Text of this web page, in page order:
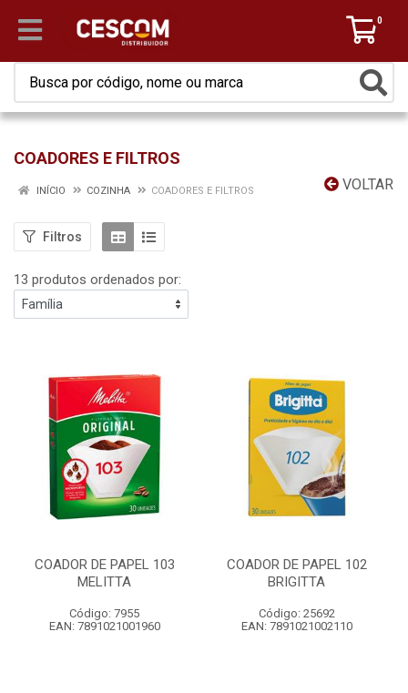
0
COADORES E FILTROS
VOLTAR
INÍCIO COZINHA COADORES E FILTROS
Filtros
13 produtos ordenados por:
COADOR DE PAPEL 103
MELITTA
Código: 7955
EAN: 7891021001960
COADOR DE PAPEL 102
BRIGITTA
Código: 25692
EAN: 7891021002110